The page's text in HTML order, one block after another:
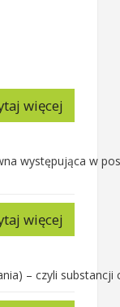
więcej
występująca w
więcej
– czyli